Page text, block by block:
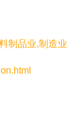
制品业,制造业